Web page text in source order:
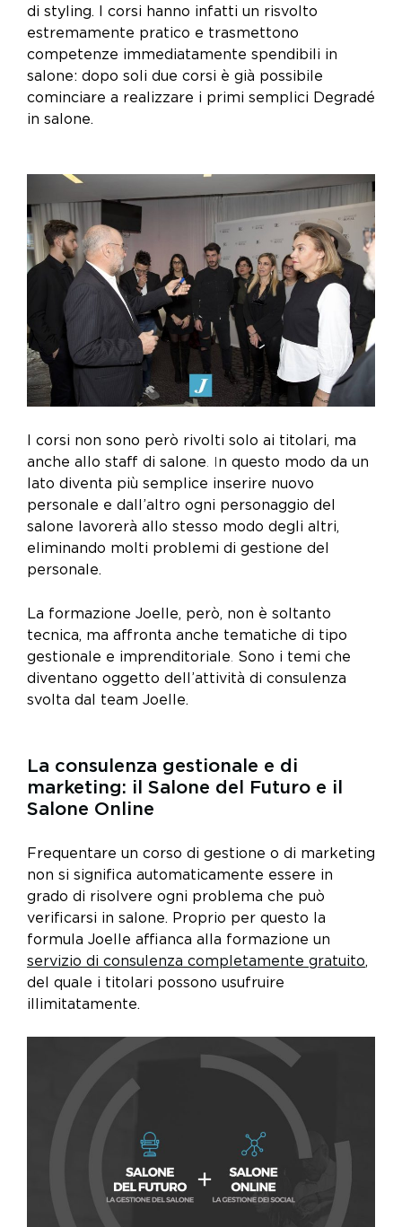
di styling. I corsi hanno infatti un risvolto
estremamente pratico e trasmettono
competenze immediatamente spendibili in
salone: dopo soli due corsi è già possibile
cominciare a realizzare i primi semplici Degradé
in salone.
I corsi non sono però rivolti solo ai titolari, ma
anche allo staff di salone. In questo modo da un
lato diventa più semplice inserire nuovo
personale e dall’altro ogni personaggio del
salone lavorerà allo stesso modo degli altri,
eliminando molti problemi di gestione del
personale.
La formazione Joelle, però, non è soltanto
tecnica, ma affronta anche tematiche di tipo
gestionale e imprenditoriale. Sono i temi che
diventano oggetto dell’attività di consulenza
svolta dal team Joelle.
La consulenza gestionale e di
marketing: il Salone del Futuro e il
Salone Online
Frequentare un corso di gestione o di marketing
non si significa automaticamente essere in
grado di risolvere ogni problema che può
verificarsi in salone. Proprio per questo la
formula Joelle affianca alla formazione un
servizio di consulenza completamente gratuito,
del quale i titolari possono usufruire
illimitatamente.